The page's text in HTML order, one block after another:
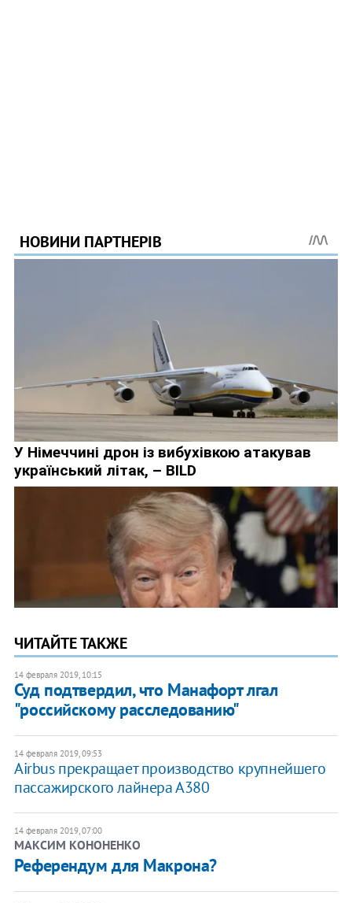
ЧИТАЙТЕ ТАКЖЕ
14 февраля 2019, 10:15
Суд подтвердил, что Манафорт лгал
"российскому расследованию"
14 февраля 2019, 09:53
Airbus прекращает производство крупнейшего
пассажирского лайнера А380
14 февраля 2019, 07:00
МАКСИМ КОНОНЕНКО
Референдум для Макрона?